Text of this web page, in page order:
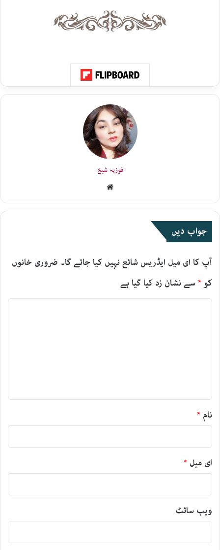
فوزیہ شیخ
جواب دیں
آپ کا ای میل ایڈریس شائع نہیں کیا جائے گا۔ ضروری خانوں
کو *سے نشان زد کیا گیا ہے
نام *
ای میل *
ویب‌ سائٹ